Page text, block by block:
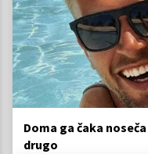
Doma ga čaka
drugo